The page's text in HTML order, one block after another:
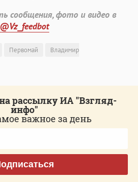
сообщения, фото и видео в
@Vz_feedbot
Первомай
Владимир
рассылку ИА "Взгляд-
инфо"
важное за день